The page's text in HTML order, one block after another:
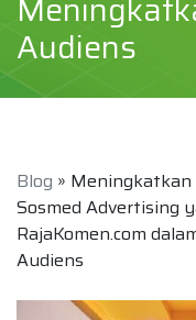
Audiens
Blog »
Sosmed Advertising
RajaKomen.com
Audiens